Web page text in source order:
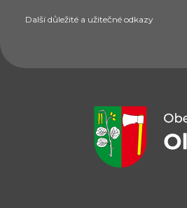
Další důležité a užitečné odkazy